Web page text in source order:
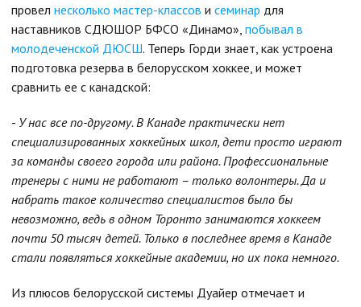
провел несколько мастер-классов и семинар для
наставников СДЮШОР БФСО «Динамо», побывал в
молодеченской ДЮСШ. Теперь Горди знает, как устроена
подготовка резерва в белорусском хоккее, и может
сравнить ее с канадской:
- У нас все по-другому. В Канаде практически нет
специализированных хоккейных школ, дети просто играют
за команды своего города или района. Профессиональные
тренеры с ними не работают – только волонтеры. Да и
набрать такое количество специалистов было бы
невозможно, ведь в одном Торонто занимаются хоккеем
почти 50 тысяч детей. Только в последнее время в Канаде
стали появляться хоккейные академии, но их пока немного.
Из плюсов белорусской системы Дуайер отмечает и